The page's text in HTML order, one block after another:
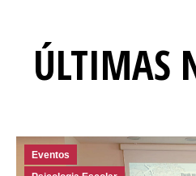
ÚLTIMAS
Eventos